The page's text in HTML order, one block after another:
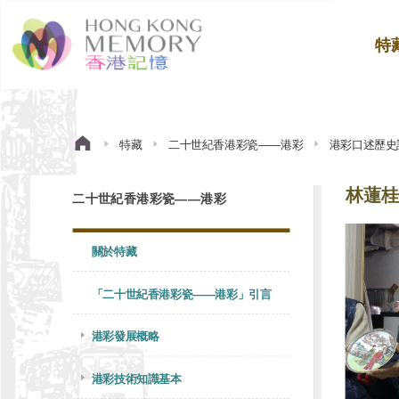
特
特藏 二十世紀香港彩瓷——港彩 港彩口述歷
二十世紀香港彩瓷——港彩
關於特藏
「二十世紀香港彩瓷——港彩」引言
港彩發展概略
港彩技術知識基本
林蓮桂